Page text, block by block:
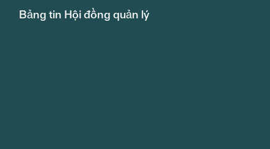
Bảng tin Hội đồng quản lý